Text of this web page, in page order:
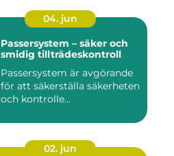
04. jun
Passersystem – säker och
smidig tillträdeskontroll
Passersystem är avgörande
för att säkerställa säkerheten
och kontrolle...
02. jun